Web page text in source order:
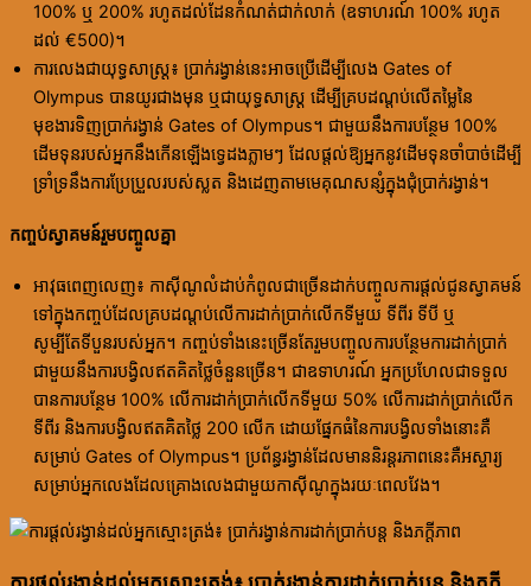
100% ឬ 200% រហូតដល់ដែនកំណត់ជាក់លាក់ (ឧទាហរណ៍ 100% រហូត
ដល់ €500)។
ការលេងជាយុទ្ធសាស្ត្រ៖ ប្រាក់រង្វាន់នេះអាចប្រើដើម្បីលេង Gates of
Olympus បានយូរជាងមុន ឬជាយុទ្ធសាស្ត្រ ដើម្បីគ្របដណ្តប់លើតម្លៃនៃ
មុខងារទិញប្រាក់រង្វាន់ Gates of Olympus។ ជាមួយនឹងការបន្ថែម 100%
ដើមទុនរបស់អ្នកនឹងកើនឡើងទ្វេដងភ្លាមៗ ដែលផ្តល់ឱ្យអ្នកនូវដើមទុនចាំបាច់ដើម្បី
ទ្រាំទ្រនឹងការប្រែប្រួលរបស់ស្លត និងដេញតាមមេគុណសន្សំក្នុងជុំប្រាក់រង្វាន់។
កញ្ចប់ស្វាគមន៍រួមបញ្ចូលគ្នា
អាវុធពេញលេញ៖ កាស៊ីណូលំដាប់កំពូលជាច្រើនដាក់បញ្ចូលការផ្តល់ជូនស្វាគមន៍
ទៅក្នុងកញ្ចប់ដែលគ្របដណ្តប់លើការដាក់ប្រាក់លើកទីមួយ ទីពីរ ទីបី ឬ
សូម្បីតែទីបួនរបស់អ្នក។ កញ្ចប់ទាំងនេះច្រើនតែរួមបញ្ចូលការបន្ថែមការដាក់ប្រាក់
ជាមួយនឹងការបង្វិលឥតគិតថ្លៃចំនួនច្រើន។ ជាឧទាហរណ៍ អ្នកប្រហែលជាទទួល
បានការបន្ថែម 100% លើការដាក់ប្រាក់លើកទីមួយ 50% លើការដាក់ប្រាក់លើក
ទីពីរ និងការបង្វិលឥតគិតថ្លៃ 200 លើក ដោយផ្នែកធំនៃការបង្វិលទាំងនោះគឺ
សម្រាប់ Gates of Olympus។ ប្រព័ន្ធរង្វាន់ដែលមាននិរន្តរភាពនេះគឺអស្ចារ្យ
សម្រាប់អ្នកលេងដែលគ្រោងលេងជាមួយកាស៊ីណូក្នុងរយៈពេលវែង។